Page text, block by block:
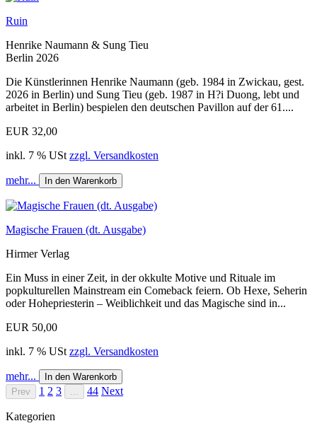
Ruin
Henrike Naumann & Sung Tieu
Berlin 2026
Die Künstlerinnen Henrike Naumann (geb. 1984 in Zwickau, gest.
2026 in Berlin) und Sung Tieu (geb. 1987 in H?i Duong, lebt und
arbeitet in Berlin) bespielen den deutschen Pavillon auf der 61....
EUR 32,00
inkl. 7 % USt zzgl. Versandkosten
mehr... In den Warenkorb
Magische Frauen (dt. Ausgabe)
Hirmer Verlag
Ein Muss in einer Zeit, in der okkulte Motive und Rituale im
popkulturellen Mainstream ein Comeback feiern. Ob Hexe, Seherin
oder Hohepriesterin – Weiblichkeit und das Magische sind in...
EUR 50,00
inkl. 7 % USt zzgl. Versandkosten
mehr...
In den Warenkorb
Prev
1 2 3 44 Next
Kategorien